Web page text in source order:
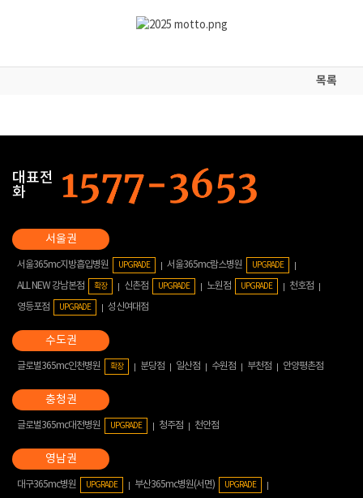
목록
대표전
화
서울365mc지방흡입병원 UPGRADE 서울365mc람스병원 UPGRADE
ALL NEW 강남본점 확장 신촌점 UPGRADE 노원점 UPGRADE
천호점
영등포점
UPGRADE 성신여대점
글로벌365mc인천병원 확장 분당점 일산점 수원점 부천점 안양평촌점
글로벌365mc대전병원 UPGRADE 청주점 천안점
대구365mc병원 UPGRADE 부산365mc병원(서면) UPGRADE